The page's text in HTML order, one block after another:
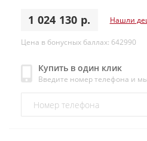
1 024 130 р. Нашли
Цена в бонусных баллах: 642990
Купить в один клик
Введите номер телефона и